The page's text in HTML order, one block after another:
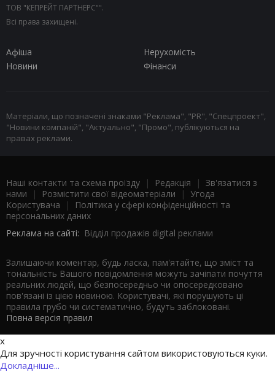
ТОВ "КЕПРЕЙТ ПАРТНЕРС"".
Всі права захищені.
Афіша
Нерухомість
Новини
Фінанси
Матеріали, що позначені знаками "Реклама", "PR", "Спецпроект",
"Новини компаній", "Актуально", "Промо", публікуються на
правах реклами.
Наші контакти та схема проїзду | Редакція | Зв'язатися з
нами | Розмістити свої відеоматеріали | Угода
Користувача |
Політика у сфері конфіденційності та
персональних даних
Реклама на сайті: Відділ продажів digital реклами
Залишаючи коментар, будь ласка, пам'ятайте, що зміст та
тональність Вашого повідомлення можуть зачіпати почуття
реальних людей, що безпосередньо чи опосередковано
пов'язані із цією новиною. Користувачі, які порушують ці
правила грубо чи систематично, будуть заблоковані.
Повна версія правил
x
Для зручності користування сайтом використовуються куки.
Докладніше...